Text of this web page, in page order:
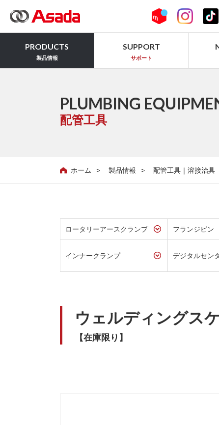
PRODUCTS
製品情報
SUPPORT
サポート
PLUMBING
配管工具
ホーム 製品情報 配管工具｜溶接治具
ロータリーアースクランプ フランジピン
インナークランプ デジタルセン
ウェルディングス
【在庫限り】